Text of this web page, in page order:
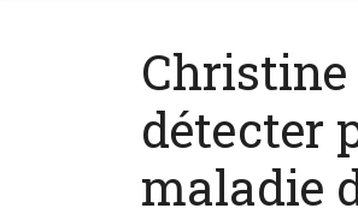
détecter
maladie